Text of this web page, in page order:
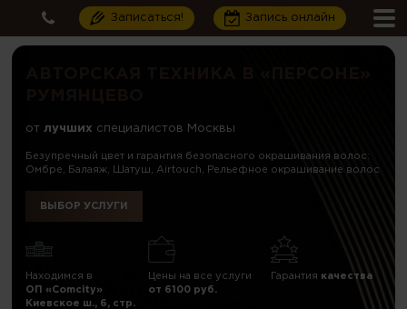
Записаться! Запись онлайн
от лучших специалистов Москвы
Безупречный цвет и гарантия безопасного окрашивания волос:
Омбре, Балаяж, Шатуш, Airtouch, Рельефное окрашивание волос
ВЫБОР УСЛУГИ
Находимся в
ОП «Comcity»
Киевское ш., 6, стр.
Цены на все услуги
от 6100 руб.
Гарантия качества